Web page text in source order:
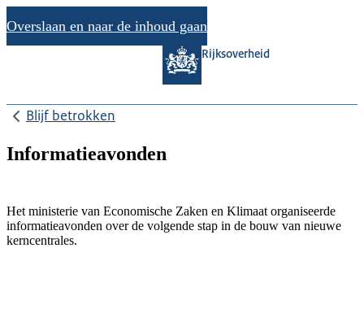
Overslaan en naar de inhoud gaan
Rijksoverheid
Blijf betrokken
Informatieavonden
Het ministerie van Economische Zaken en Klimaat organiseerde
informatieavonden over de volgende stap in de bouw van nieuwe
kerncentrales.